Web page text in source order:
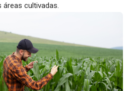
cultivadas.